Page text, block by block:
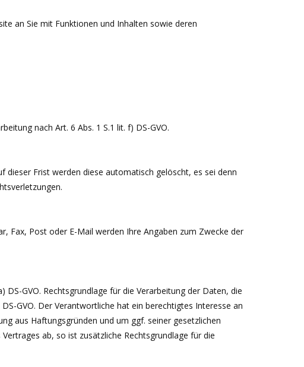
an Sie mit Funktionen und Inhalten sowie deren
nach Art. 6 Abs. 1 S.1 lit. f) DS-GVO.
dieser Frist werden diese automatisch gelöscht, es sei denn
Post oder E-Mail werden Ihre Angaben zum Zwecke der
GVO. Rechtsgrundlage für die Verarbeitung der Daten, die
GVO. Der Verantwortliche hat ein berechtigtes Interesse an
aus Haftungsgründen und um ggf. seiner gesetzlichen
ab, so ist zusätzliche Rechtsgrundlage für die